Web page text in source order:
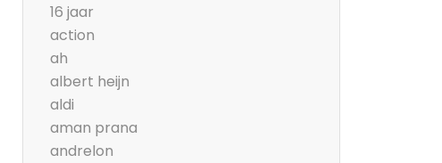
16 jaar
action
ah
albert heijn
aldi
aman prana
andrelon